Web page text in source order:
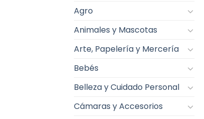
Agro
Animales y Mascotas
Arte, Papelería y Mercería
Bebés
Belleza y Cuidado Personal
Cámaras y Accesorios